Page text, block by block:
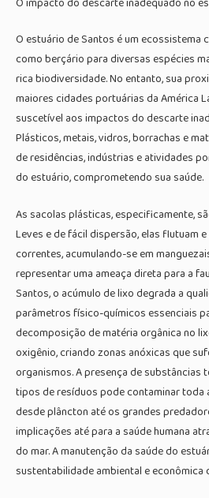
O estuário de Santos é um ecossistema
como berçário para diversas espécies
rica biodiversidade. No entanto, sua
maiores cidades portuárias da América
suscetível aos impactos do descarte
Plásticos, metais, vidros, borrachas e
de residências, indústrias e atividades
do estuário, comprometendo sua saúde.
As sacolas plásticas, especificamente,
Leves e de fácil dispersão, elas flutuam
correntes, acumulando-se em
representar uma ameaça direta para a
Santos, o acúmulo de lixo degrada a
parâmetros físico-químicos essenciais
decomposição de matéria orgânica no
oxigênio, criando zonas anóxicas que
organismos. A presença de substâncias
tipos de resíduos pode contaminar toda
desde plâncton até os grandes
implicações até para a saúde humana
do mar. A manutenção da saúde do
sustentabilidade ambiental e econômica